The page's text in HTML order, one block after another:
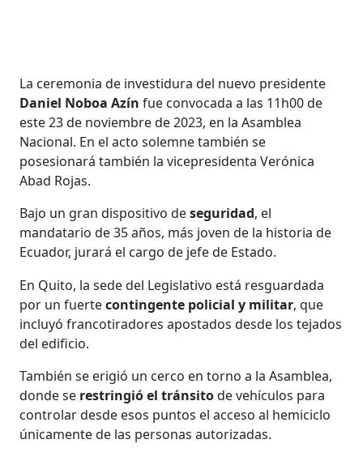
La ceremonia de investidura del nuevo presidente
Daniel Noboa Azínfue convocada a las 11h00 de
este 23 de noviembre de 2023, en la Asamblea
Nacional. En el acto solemne también se
posesionará también la vicepresidenta Verónica
Abad Rojas.
Bajo un gran dispositivo deseguridad, el
mandatario de 35 años, más joven de la historia de
Ecuador, jurará el cargo de jefe de Estado.
En Quito, la sede del Legislativo está resguardada
por un fuertecontingente policial y militar, que
incluyó francotiradores apostados desde los tejados
del edificio.
También se erigió un cerco en torno a la Asamblea,
donde se restringió el tránsitode vehículos para
controlar desde esos puntos el acceso al hemiciclo
únicamente de las personas autorizadas.